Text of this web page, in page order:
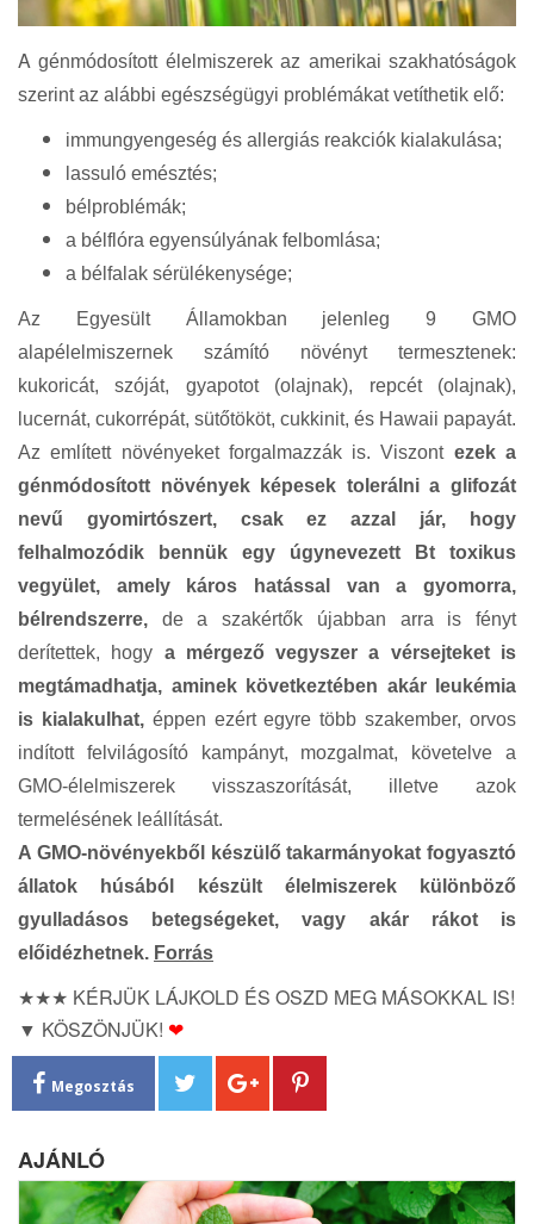
A génmódosított élelmiszerek az amerikai szakhatóságok
szerint az alábbi egészségügyi problémákat vetíthetik elő:
immungyengeség és allergiás reakciók kialakulása;
lassuló emésztés;
bélproblémák;
a bélflóra egyensúlyának felbomlása;
a bélfalak sérülékenysége;
Az Egyesült Államokban jelenleg 9 GMO
alapélelmiszernek számító növényt termesztenek:
kukoricát, szóját, gyapotot (olajnak), repcét (olajnak),
lucernát, cukorrépát, sütőtököt, cukkinit, és Hawaii papayát.
Az említett növényeket forgalmazzák is. Viszont ezek a
génmódosított növények képesek tolerálni a glifozát
nevű gyomirtószert, csak ez azzal jár, hogy
felhalmozódik bennük egy úgynevezett Bt toxikus
vegyület, amely káros hatással van a gyomorra,
bélrendszerre, de a szakértők újabban arra is fényt
derítettek, hogy a mérgező vegyszer a vérsejteket is
megtámadhatja, aminek következtében akár leukémia
is kialakulhat, éppen ezért egyre több szakember, orvos
indított felvilágosító kampányt, mozgalmat, követelve a
GMO-élelmiszerek visszaszorítását, illetve azok
termelésének leállítását.
A GMO-növényekből készülő takarmányokat fogyasztó
állatok húsából készült élelmiszerek különböző
gyulladásos betegségeket, vagy akár rákot is
előidézhetnek. Forrás
★★★ KÉRJÜK LÁJKOLD ÉS OSZD MEG MÁSOKKAL IS!
▼ KÖSZÖNJÜK! ❤
Megosztás
AJÁNLÓ